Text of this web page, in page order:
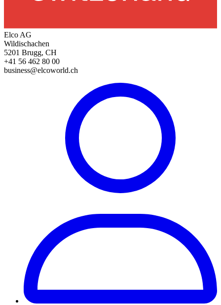
Elco AG
Wildischachen
5201 Brugg, CH
+41 56 462 80 00
business@elcoworld.ch